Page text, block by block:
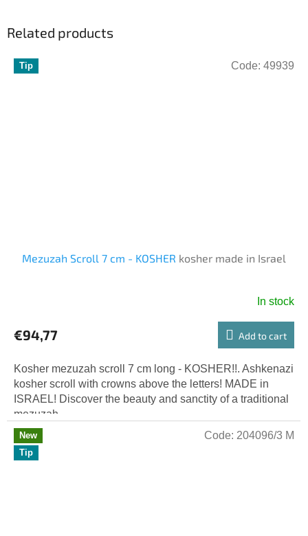
Related products
Tip
Mezuzah Scroll 7 cm - KOSHER kosher made in Israel
In stock
€94,77 Add to cart
Kosher mezuzah scroll 7 cm long - KOSHER!!. Ashkenazi
kosher scroll with crowns above the letters! MADE in
ISRAEL! Discover the beauty and sanctity of a traditional
mezuzah...
Code: 49939
New
Tip
Code: 204096/3 M